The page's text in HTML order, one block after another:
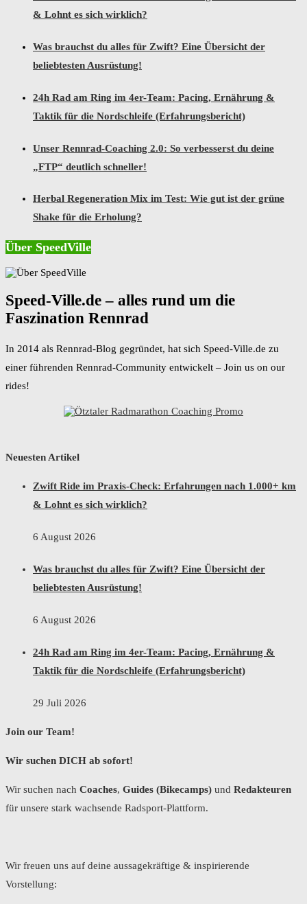
& Lohnt es sich wirklich?
Was brauchst du alles für Zwift? Eine Übersicht der
beliebtesten Ausrüstung!
24h Rad am Ring im 4er-Team: Pacing, Ernährung &
Taktik für die Nordschleife (Erfahrungsbericht)
Unser Rennrad-Coaching 2.0: So verbesserst du deine
„FTP“ deutlich schneller!
Herbal Regeneration Mix im Test: Wie gut ist der grüne
Shake für die Erholung?
Über SpeedVille
Speed-Ville.de – alles rund um die
Faszination Rennrad
In 2014 als Rennrad-Blog gegründet, hat sich Speed-Ville.de zu
einer führenden Rennrad-Community entwickelt – Join us on our
rides!
Neuesten Artikel
Zwift Ride im Praxis-Check: Erfahrungen nach 1.000+ km
& Lohnt es sich wirklich?
6 August 2026
Was brauchst du alles für Zwift? Eine Übersicht der
beliebtesten Ausrüstung!
6 August 2026
24h Rad am Ring im 4er-Team: Pacing, Ernährung &
Taktik für die Nordschleife (Erfahrungsbericht)
29 Juli 2026
Join our Team!
Wir suchen DICH ab sofort!
Wir suchen nach Coaches, Guides (Bikecamps) und Redakteuren
für unsere stark wachsende Radsport-Plattform.
Wir freuen uns auf deine aussagekräftige & inspirierende
Vorstellung: